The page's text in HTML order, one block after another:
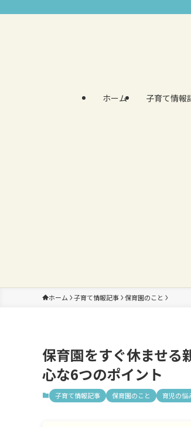
ホーム 子育て情報
ホーム 子育て情報記事 保育園のこと
保育園をすぐ休ませる
心な6つのポイント
子育て情報記事 保育園のこと 育児の悩